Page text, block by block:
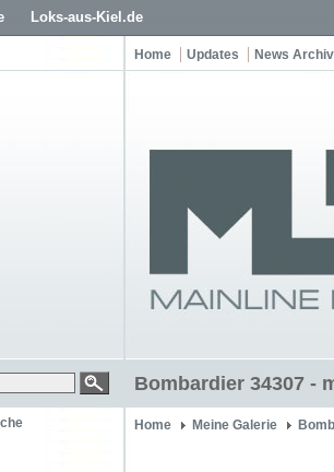
Loks-aus-Kiel.de
Home Updates News Archiv
Bombardier 34307 -
Home Meine Galerie